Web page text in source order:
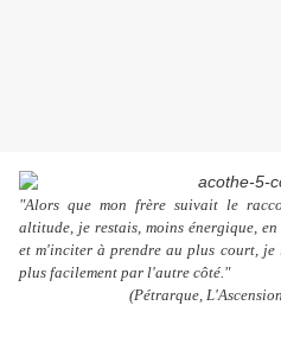
"Alors que mon frère suivait le
altitude, je restais, moins énergique,
et m'inciter à prendre au plus court,
plus facilement par l'autre côté."
(Pétrarque,